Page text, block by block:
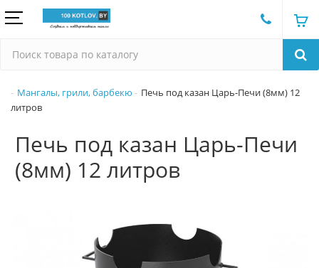
Мангалы, грили, барбекю
Печь под казан Царь-Печи (8мм) 12
литров
Печь под казан Царь-Печи
(8мм) 12 литров